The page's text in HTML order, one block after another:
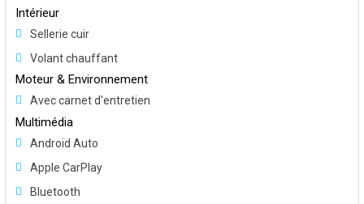
Intérieur
Sellerie cuir
Volant chauffant
Moteur & Environnement
Avec carnet d'entretien
Multimédia
Android Auto
Apple CarPlay
Bluetooth